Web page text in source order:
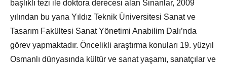
başlıklı tezi ile doktora derecesi alan Sinanlar, 2009
yılından bu yana Yıldız Teknik Üniversitesi Sanat ve
Tasarım Fakültesi Sanat Yönetimi Anabilim Dalı’nda
görev yapmaktadır. Öncelikli araştırma konuları 19. yüzyıl
Osmanlı dünyasında kültür ve sanat yaşamı, sanatçılar ve